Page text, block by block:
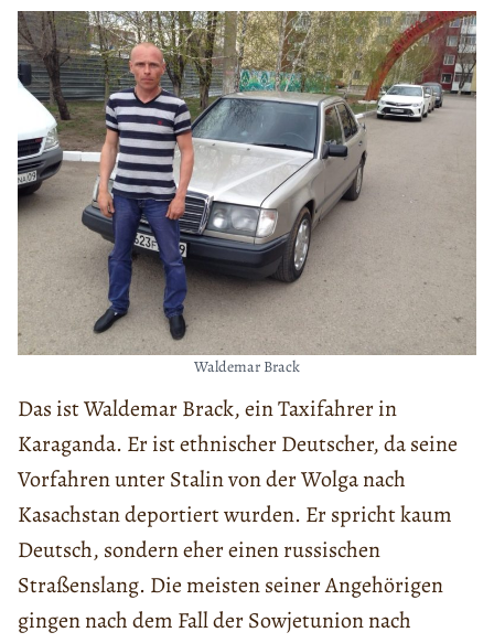
Waldemar Brack
Das ist Waldemar Brack, ein Taxifahrer in
Karaganda. Er ist ethnischer Deutscher, da seine
Vorfahren unter Stalin von der Wolga nach
Kasachstan deportiert wurden. Er spricht kaum
Deutsch, sondern eher einen russischen
Straßenslang. Die meisten seiner Angehörigen
gingen nach dem Fall der Sowjetunion nach